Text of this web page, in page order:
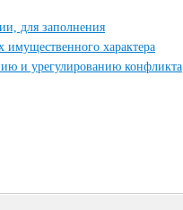
для заполнения
имущественного характера
и урегулированию конфликта